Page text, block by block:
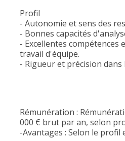
Profil
- Autonomie et sens des
- Bonnes capacités
- Excellentes compétences
travail d'équipe.
- Rigueur et précision dans
Rémunération :
000 € brut par an, selon
-Avantages : Selon le profil